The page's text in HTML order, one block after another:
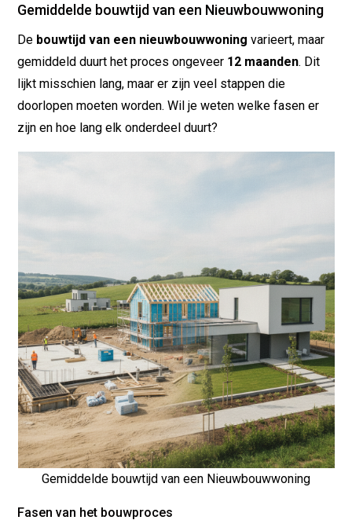
Gemiddelde bouwtijd van een Nieuwbouwwoning
De bouwtijd van een nieuwbouwwoning varieert, maar
gemiddeld duurt het proces ongeveer 12 maanden. Dit
lijkt misschien lang, maar er zijn veel stappen die
doorlopen moeten worden. Wil je weten welke fasen er
zijn en hoe lang elk onderdeel duurt?
Gemiddelde bouwtijd van een Nieuwbouwwoning
Fasen van het bouwproces